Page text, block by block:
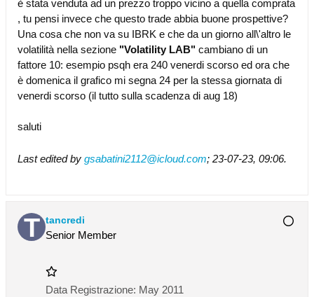
è stata venduta ad un prezzo troppo vicino a quella comprata
, tu pensi invece che questo trade abbia buone prospettive?
Una cosa che non va su IBRK e che da un giorno all\'altro le
volatilità nella sezione "Volatility LAB" cambiano di un
fattore 10: esempio psqh era 240 venerdi scorso ed ora che
è domenica il grafico mi segna 24 per la stessa giornata di
venerdi scorso (il tutto sulla scadenza di aug 18)
saluti
Last edited by gsabatini2112@icloud.com; 23-07-23, 09:06.
tancredi
Senior Member
Data Registrazione: May 2011